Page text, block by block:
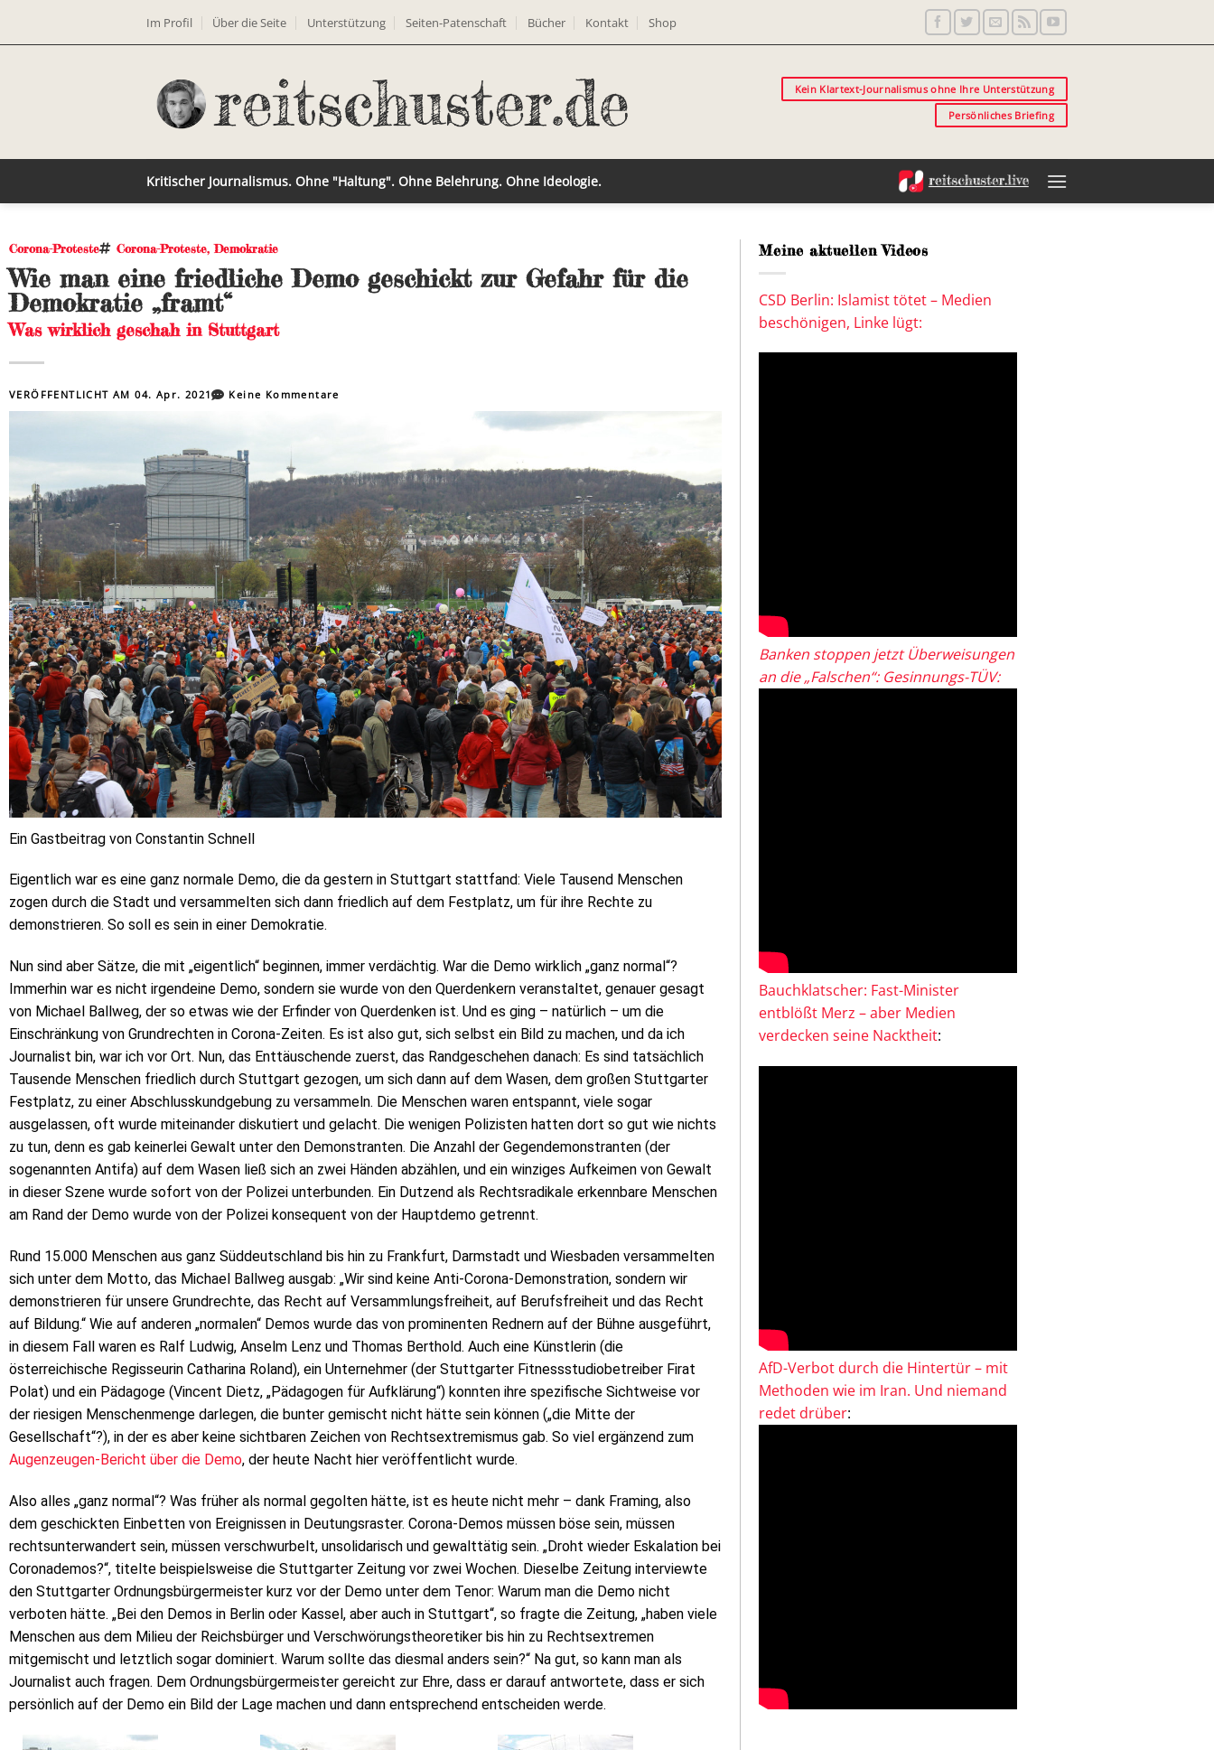
Im Profil Über die Seite Unterstützung Seiten-Patenschaft Bücher Kontakt Shop
Kein Klartext-Journalismus ohne Ihre Unterstützung
Persönliches Briefing
Kritischer Journalismus. Ohne "Haltung". Ohne Belehrung. Ohne Ideologie.
Corona-Proteste Corona-Proteste,Demokratie
Wie man eine friedliche Demo geschickt zur Gefahr für die
Demokratie „framt“
Was wirklich geschah in Stuttgart
VERÖFFENTLICHT AM04. Apr. 2021 Keine Kommentare
Ein Gastbeitrag von Constantin Schnell
Eigentlich war es eine ganz normale Demo, die da gestern in Stuttgart stattfand: Viele Tausend Menschen
zogen durch die Stadt und versammelten sich dann friedlich auf dem Festplatz, um für ihre Rechte zu
demonstrieren. So soll es sein in einer Demokratie.
Nun sind aber Sätze, die mit „eigentlich“ beginnen, immer verdächtig. War die Demo wirklich „ganz normal“?
Immerhin war es nicht irgendeine Demo, sondern sie wurde von den Querdenkern veranstaltet, genauer gesagt
von Michael Ballweg, der so etwas wie der Erfinder von Querdenken ist. Und es ging – natürlich – um die
Einschränkung von Grundrechten in Corona-Zeiten. Es ist also gut, sich selbst ein Bild zu machen, und da ich
Journalist bin, war ich vor Ort. Nun, das Enttäuschende zuerst, das Randgeschehen danach: Es sind tatsächlich
Tausende Menschen friedlich durch Stuttgart gezogen, um sich dann auf dem Wasen, dem großen Stuttgarter
Festplatz, zu einer Abschlusskundgebung zu versammeln. Die Menschen waren entspannt, viele sogar
ausgelassen, oft wurde miteinander diskutiert und gelacht. Die wenigen Polizisten hatten dort so gut wie nichts
zu tun, denn es gab keinerlei Gewalt unter den Demonstranten. Die Anzahl der Gegendemonstranten (der
sogenannten Antifa) auf dem Wasen ließ sich an zwei Händen abzählen, und ein winziges Aufkeimen von Gewalt
in dieser Szene wurde sofort von der Polizei unterbunden. Ein Dutzend als Rechtsradikale erkennbare Menschen
am Rand der Demo wurde von der Polizei konsequent von der Hauptdemo getrennt.
Rund 15.000 Menschen aus ganz Süddeutschland bis hin zu Frankfurt, Darmstadt und Wiesbaden versammelten
sich unter dem Motto, das Michael Ballweg ausgab: „Wir sind keine Anti-Corona-Demonstration, sondern wir
demonstrieren für unsere Grundrechte, das Recht auf Versammlungsfreiheit, auf Berufsfreiheit und das Recht
auf Bildung.“ Wie auf anderen „normalen“ Demos wurde das von prominenten Rednern auf der Bühne ausgeführt,
in diesem Fall waren es Ralf Ludwig, Anselm Lenz und Thomas Berthold. Auch eine Künstlerin (die
österreichische Regisseurin Catharina Roland), ein Unternehmer (der Stuttgarter Fitnessstudiobetreiber Firat
Polat) und ein Pädagoge (Vincent Dietz, „Pädagogen für Aufklärung“) konnten ihre spezifische Sichtweise vor
der riesigen Menschenmenge darlegen, die bunter gemischt nicht hätte sein können („die Mitte der
Gesellschaft“?), in der es aber keine sichtbaren Zeichen von Rechtsextremismus gab. So viel ergänzend zum
Augenzeugen-Bericht über die Demo, der heute Nacht hier veröffentlicht wurde.
Also alles „ganz normal“? Was früher als normal gegolten hätte, ist es heute nicht mehr – dank Framing, also
dem geschickten Einbetten von Ereignissen in Deutungsraster. Corona-Demos müssen böse sein, müssen
rechtsunterwandert sein, müssen verschwurbelt, unsolidarisch und gewalttätig sein. „Droht wieder Eskalation bei
Coronademos?“, titelte beispielsweise die Stuttgarter Zeitung vor zwei Wochen. Dieselbe Zeitung interviewte
den Stuttgarter Ordnungsbürgermeister kurz vor der Demo unter dem Tenor: Warum man die Demo nicht
verboten hätte. „Bei den Demos in Berlin oder Kassel, aber auch in Stuttgart“, so fragte die Zeitung, „haben viele
Menschen aus dem Milieu der Reichsbürger und Verschwörungstheoretiker bis hin zu Rechtsextremen
mitgemischt und letztlich sogar dominiert. Warum sollte das diesmal anders sein?“ Na gut, so kann man als
Journalist auch fragen. Dem Ordnungsbürgermeister gereicht zur Ehre, dass er darauf antwortete, dass er sich
persönlich auf der Demo ein Bild der Lage machen und dann entsprechend entscheiden werde.
Meine aktuellen Videos
CSD Berlin: Islamist tötet – Medien
beschönigen, Linke lügt:
Banken stoppen jetzt Überweisungen
an die „Falschen“: Gesinnungs-TÜV:
Bauchklatscher: Fast-Minister
entblößt Merz – aber Medien
verdecken seine Nacktheit:
AfD-Verbot durch die Hintertür – mit
Methoden wie im Iran. Und niemand
redet drüber: